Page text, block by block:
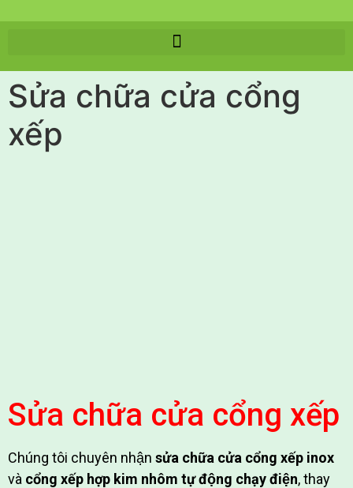
Sửa chữa cửa cổng
xếp
Sửa chữa cửa cổng xếp
Chúng tôi chuyên nhận sửa chữa cửa cổng xếp inox
và cổng xếp hợp kim nhôm tự động chạy điện, thay